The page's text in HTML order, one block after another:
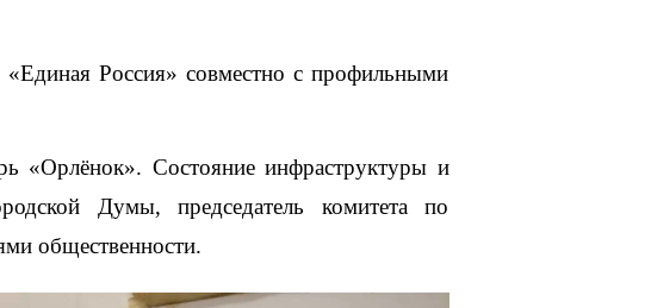
Россия» совместно с профильными
«Орлёнок». Состояние инфраструктуры и
Думы, председатель комитета по
общественности.